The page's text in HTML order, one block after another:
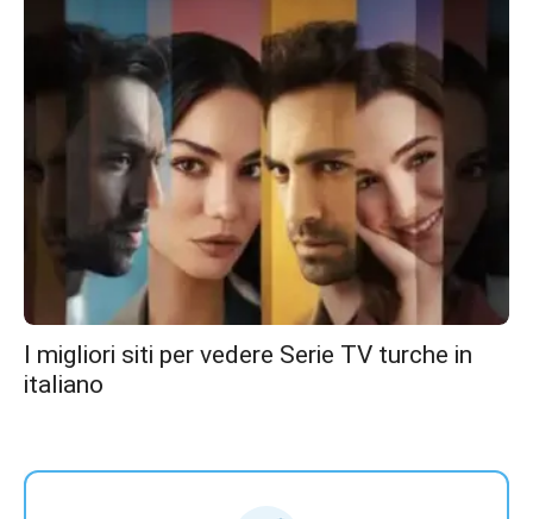
I migliori siti per vedere Serie TV turche in
italiano